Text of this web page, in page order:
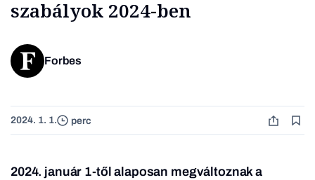
szabályok 2024-ben
Forbes
2024. 1. 1. perc
2024. január 1-től alaposan megváltoznak a